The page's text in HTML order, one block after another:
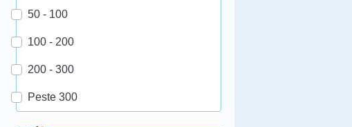
50 - 100
100 - 200
200 - 300
Peste 300